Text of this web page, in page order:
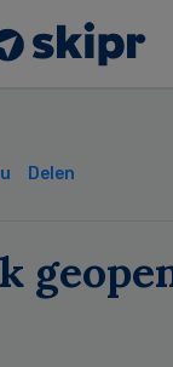
Delen